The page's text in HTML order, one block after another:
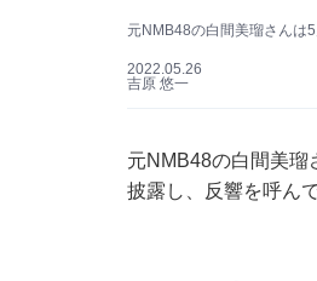
元NMB48の白間美瑠さんは
2022.05.26
吉原 悠一
元NMB48の白間美瑠
披露し、反響を呼ん